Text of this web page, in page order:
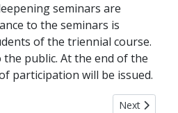
seminars are
to the seminars is
of the triennial course.
public. At the end of the
participation will be issued.
Next article:
Next